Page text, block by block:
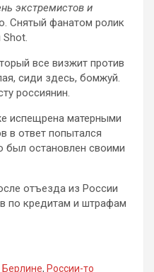
экстремистов и
Снятый фанатом ролик
все визжит против
сиди здесь, бомжуй.
россиянин.
испещрена матерными
в ответ попытался
был остановлен своими
отъезда из России
по кредитам и штрафам
Берлине, России-то